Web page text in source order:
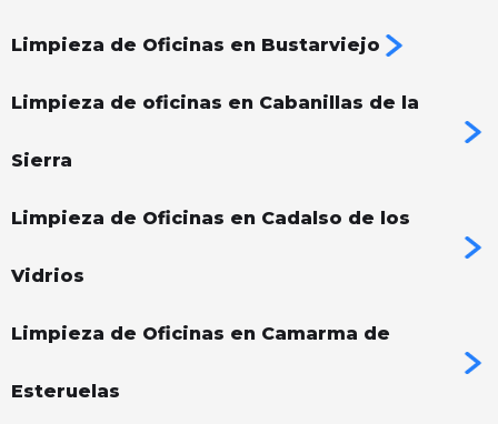
Limpieza de Oficinas en Bustarviejo
Limpieza de oficinas en Cabanillas de la
Sierra
Limpieza de Oficinas en Cadalso de los
Vidrios
Limpieza de Oficinas en Camarma de
Esteruelas